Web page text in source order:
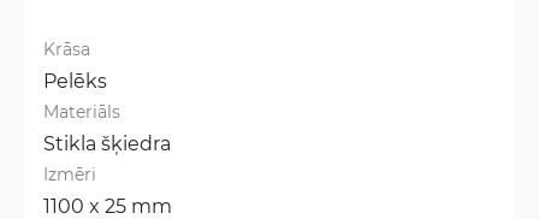
Krāsa
Pelēks
Materiāls
Stikla šķiedra
Izmēri
1100 x 25 mm